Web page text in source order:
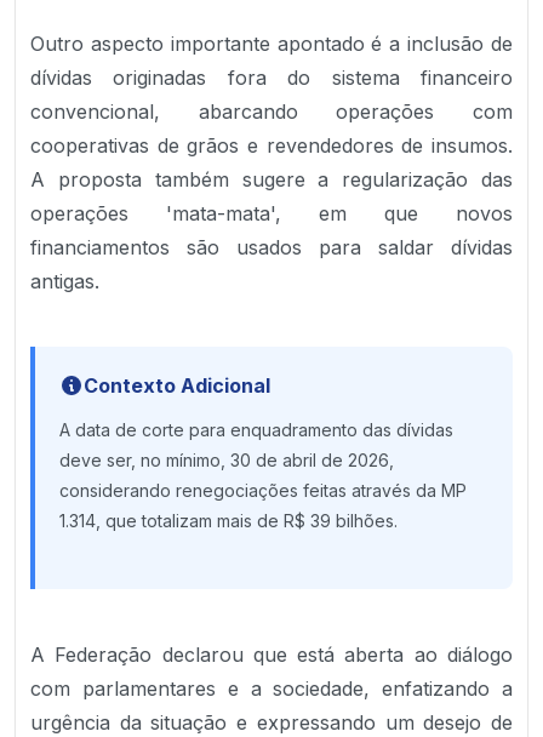
Outro aspecto importante apontado é a inclusão de
dívidas originadas fora do sistema financeiro
convencional, abarcando operações com
cooperativas de grãos e revendedores de insumos.
A proposta também sugere a regularização das
operações 'mata-mata', em que novos
financiamentos são usados para saldar dívidas
antigas.
Contexto Adicional
A data de corte para enquadramento das dívidas
deve ser, no mínimo, 30 de abril de 2026,
considerando renegociações feitas através da MP
1.314, que totalizam mais de R$ 39 bilhões.
A Federação declarou que está aberta ao diálogo
com parlamentares e a sociedade, enfatizando a
urgência da situação e expressando um desejo de